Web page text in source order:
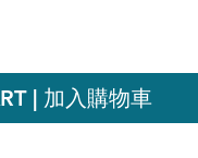
| 加入購物車